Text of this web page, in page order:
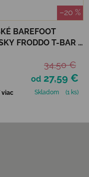
–20 %
BAREFOOT
FRODDO T-BAR -
od 27,59 €
34,50 €
viac Skladom
(1 ks)